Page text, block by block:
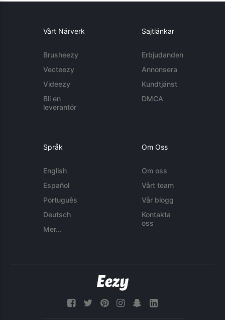
Vårt Närverk
Brusheezy
Vecteezy
Videezy
Bli en
leverantör
Sajtlänkar
Erbjudanden
Annonsera
Kundtjänst
DMCA
Språk
English
Español
Português
Deutsch
Mer...
Om Oss
Om oss
Vårt team
Vår blogg
Kontakta
oss